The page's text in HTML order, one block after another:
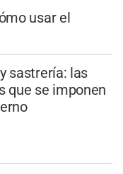
usar el
sastrería: las
que se imponen